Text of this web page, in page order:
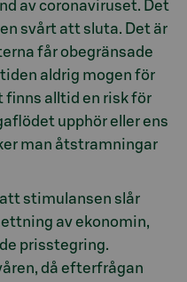
av coronaviruset. Det
svårt att sluta. Det är
får obegränsade
aldrig mogen för
finns alltid en risk för
upphör eller ens
man åtstramningar
stimulansen slår
av ekonomin,
prisstegring.
då efterfrågan